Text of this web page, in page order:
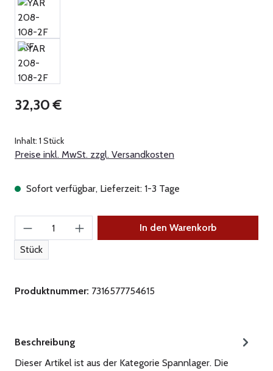
Regulärer Preis:
32,30 €
Inhalt: 1 Stück
Preise inkl. MwSt. zzgl. Versandkosten
Sofort verfügbar, Lieferzeit: 1-3 Tage
Produkt Anzahl: Gib den gewünschten Wert
Stück
In den Warenkorb
Produktnummer: 7316577754615
Beschreibung
Dieser Artikel ist aus der Kategorie Spannlager. Die